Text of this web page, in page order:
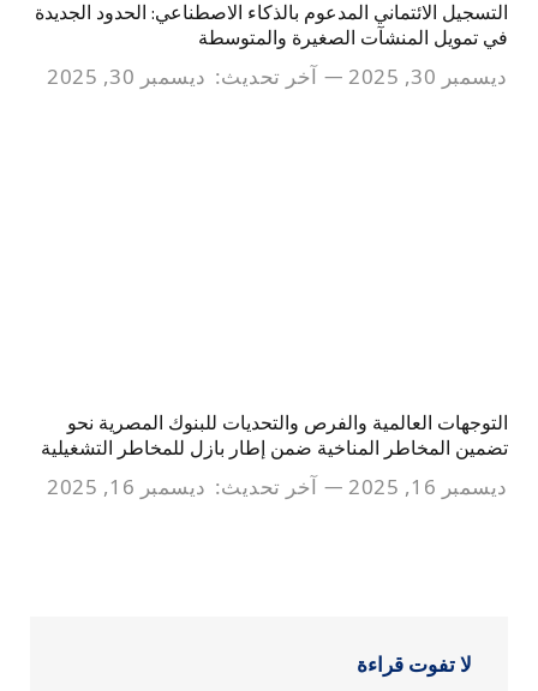
التسجيل الائتماني المدعوم بالذكاء الاصطناعي: الحدود الجديدة
في تمويل المنشآت الصغيرة والمتوسطة
ديسمبر 30, 2025 آخر تحديث: ديسمبر 30, 2025
التوجهات العالمية والفرص والتحديات للبنوك المصرية نحو
تضمين المخاطر المناخية ضمن إطار بازل للمخاطر التشغيلية
ديسمبر 16, 2025 آخر تحديث: ديسمبر 16, 2025
لا تفوت قراءة